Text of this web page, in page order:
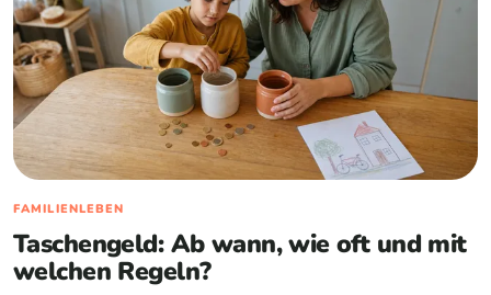
FAMILIENLEBEN
Taschengeld: Ab wann, wie oft und mit
welchen Regeln?